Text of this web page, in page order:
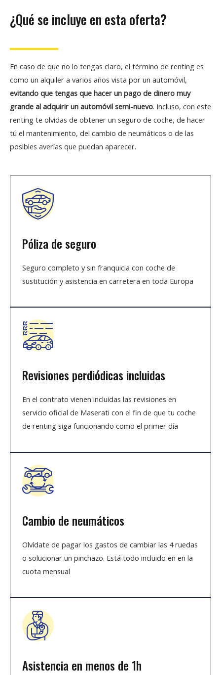
¿Qué se incluye en esta oferta?
En caso de que no lo tengas claro, el término de renting es
como un alquiler a varios años vista por un automóvil,
evitando que tengas que hacer un pago de dinero muy
grande al adquirir un automóvil semi-nuevo. Incluso, con este
renting te olvidas de obtener un seguro de coche, de hacer
tú el mantenimiento, del cambio de neumáticos o de las
posibles averías que puedan aparecer.
Póliza de seguro
Seguro completo y sin franquicia con coche de
sustitución y asistencia en carretera en toda Europa
Revisiones perdiódicas incluidas
En el contrato vienen incluidas las revisiones en
servicio oficial de Maserati con el fin de que tu coche
de renting siga funcionando como el primer día
Cambio de neumáticos
Olvídate de pagar los gastos de cambiar las 4 ruedas
o solucionar un pinchazo. Está todo incluido en en la
cuota mensual
Asistencia en menos de 1h